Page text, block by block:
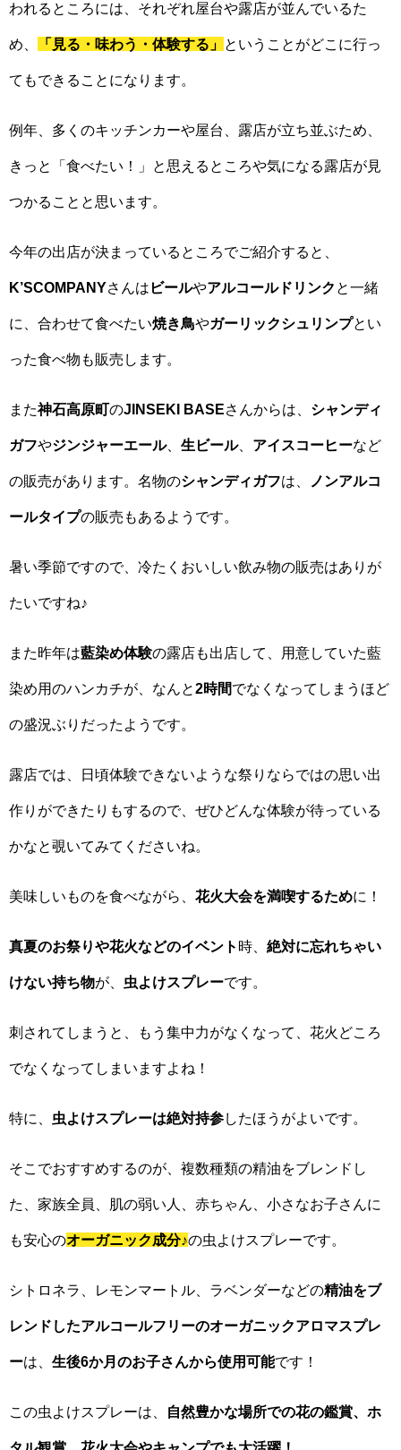
われるところには、それぞれ屋台や露店が並んでいるた
め、 「見る・味わう・体験する」 ということがどこに行っ
てもできることになります。
例年、多くのキッチンカーや屋台、露店が立ち並ぶため、
きっと「食べたい！」と思えるところや気になる露店が見
つかることと思います。
今年の出店が決まっているところでご紹介すると、
K’SCOMPANYさんは ビールやアルコールドリンク と一緒
に、合わせて食べたい焼き鳥やガーリックシュリンプとい
った食べ物も販売します。
また神石高原町のJINSEKI BASEさんからは、 シャンディ
ガフやジンジャーエール、 生ビール、 アイスコーヒーなど
の販売があります。名物のシャンディガフは、 ノンアルコ
ールタイプの販売もあるようです。
暑い季節ですので、冷たくおいしい飲み物の販売はありが
たいですね♪
また昨年は藍染め体験の露店も出店して、用意していた藍
染め用のハンカチが、なんと2時間でなくなってしまうほど
の盛況ぶりだったようです。
露店では、日頃体験できないような祭りならではの思い出
作りができたりもするので、ぜひどんな体験が待っている
かなと覗いてみてくださいね。
美味しいものを食べながら、 花火大会を満喫するために！
真夏のお祭りや花火などのイベント 時、 絶対に忘れちゃい
けない持ち物が、 虫よけスプレーです。
刺されてしまうと、もう集中力がなくなって、花火どころ
でなくなってしまいますよね！
特に、 虫よけスプレーは絶対持参したほうがよいです。
そこでおすすめするのが、複数種類の精油をブレンドし
た、家族全員、肌の弱い人、赤ちゃん、小さなお子さんに
も安心のオーガニック成分♪の虫よけスプレーです。
シトロネラ、レモンマートル、ラベンダーなどの精油をブ
レンドしたアルコールフリーのオーガニックアロマスプレ
ーは、 生後6か月のお子さんから使用可能です！
この虫よけスプレーは、 自然豊かな場所での花の鑑賞、ホ